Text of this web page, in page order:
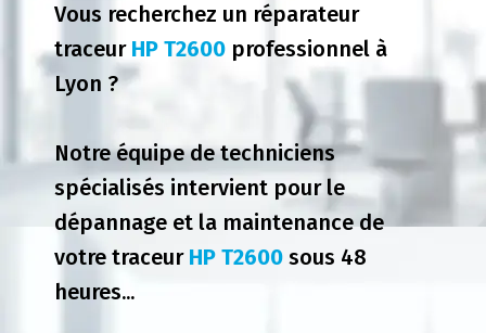
Vous recherchez un réparateur
traceur HP T2600 professionnel à
Lyon ?
Notre équipe de techniciens
spécialisés intervient pour le
dépannage et la maintenance de
votre traceurHP T2600 sous 48
heures...